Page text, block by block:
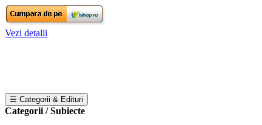
Vezi detalii
☰ Categorii & Edituri
Categorii / Subiecte